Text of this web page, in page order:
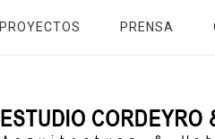
PROYECTOS PRENSA